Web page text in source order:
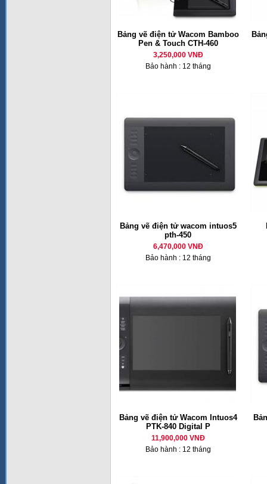
Bảng vẽ điện tử Wacom Bamboo
Pen & Touch CTH-460
3,250,000 VNĐ
Bảo hành : 12 tháng
Bảng vẽ điện tử wacom intuos5
pth-450
6,470,000 VNĐ
Bảo hành : 12 tháng
Bảng vẽ điện tử Wacom Intuos4
PTK-840 Digital P
11,900,000 VNĐ
Bảo hành : 12 tháng